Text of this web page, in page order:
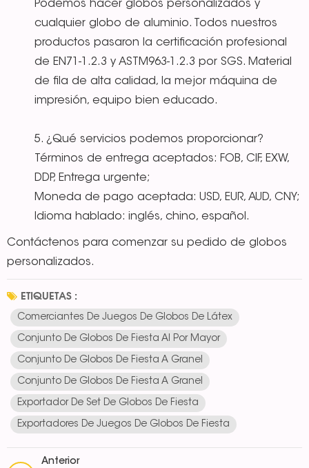
Podemos hacer globos personalizados y
cualquier globo de aluminio. Todos nuestros
productos pasaron la certificación profesional
de EN71-1.2.3 y ASTM963-1.2.3 por SGS. Material
de fila de alta calidad, la mejor máquina de
impresión, equipo bien educado.
5. ¿Qué servicios podemos proporcionar?
Términos de entrega aceptados: FOB, CIF, EXW,
DDP, Entrega urgente;
Moneda de pago aceptada: USD, EUR, AUD, CNY;
Idioma hablado: inglés, chino, español.
Contáctenos para comenzar su pedido de globos
personalizados.
ETIQUETAS :
Comerciantes De Juegos De Globos De Látex
Conjunto De Globos De Fiesta Al Por Mayor
Conjunto De Globos De Fiesta A Granel
Conjunto De Globos De Fiesta A Granel
Exportador De Set De Globos De Fiesta
Exportadores De Juegos De Globos De Fiesta
Anterior